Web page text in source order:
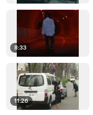
8:33
11:26